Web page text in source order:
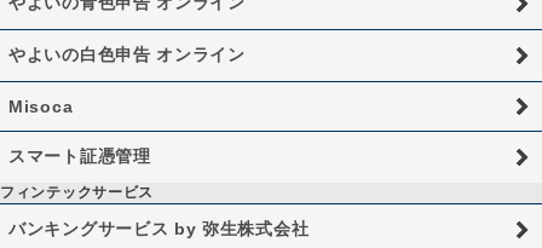
やよいの白色申告 オンライン
Misoca
スマート証憑管理
フィンテックサービス
バンキングサービス by 弥生株式会社